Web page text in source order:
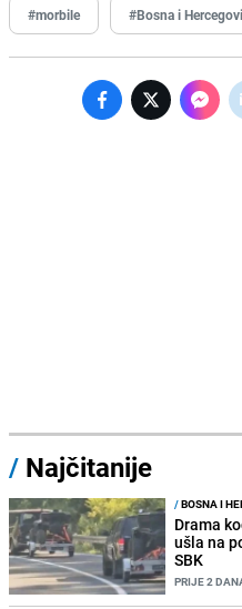
#morbile #Bosna i
/ Najčitanije
/BOSNA I
Drama
ušla na
SBK
PRIJE 2